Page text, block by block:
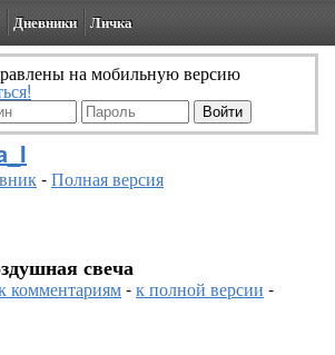
Дневники Личка
на мобильную версию
-Полная версия
свеча
комментариям-к полной версии -